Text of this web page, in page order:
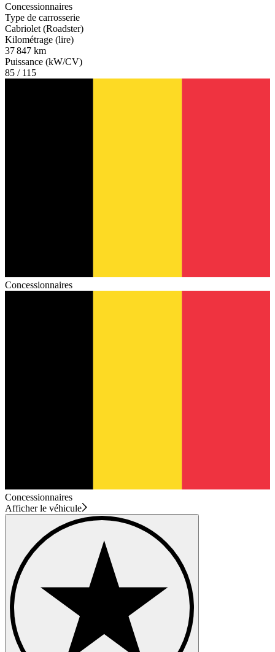
Concessionnaires
Type de carrosserie
Cabriolet (Roadster)
Kilométrage (lire)
37 847 km
Puissance (kW/CV)
85 / 115
Concessionnaires
Concessionnaires
Afficher le véhicule